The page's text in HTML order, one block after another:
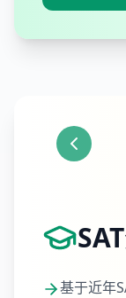
基于近年